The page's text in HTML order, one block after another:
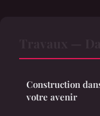
Construction
votre avenir